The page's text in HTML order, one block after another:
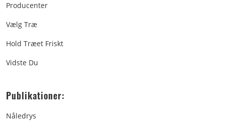
Producenter
Vælg Træ
Hold Træet Friskt
Vidste Du
Publikationer:
Nåledrys